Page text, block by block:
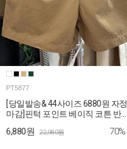
PT5877
[당일발송& 44사이즈 6880원 자정
마감]핀턱 포인트 베이직 코튼 반
6,880원 22,980원 70%